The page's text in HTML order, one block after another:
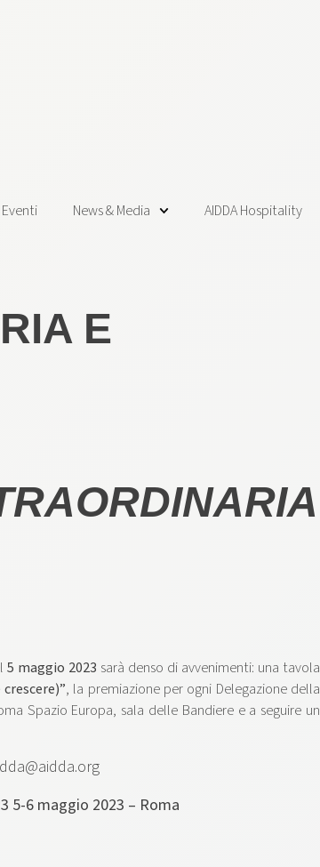
Eventi News & Media AIDDA Hospitality
E
5 maggio 2023 sarà denso di avvenimenti: una tavola
, la premiazione per ogni Delegazione della
Spazio Europa, sala delle Bandiere e a seguire un
5-6 maggio 2023 – Roma